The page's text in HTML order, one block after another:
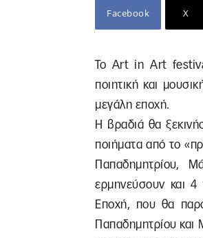
Facebook X
To Art in Art
ποιητική και
μεγάλη εποχή.
Η βραδιά θα
ποιήματα από το
Παπαδημητρίου,
ερμηνεύσουν και 4
Εποχή, που θα
Παπαδημητρίου και